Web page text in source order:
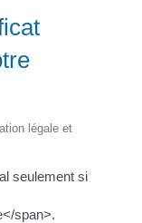
légale et
seulement si
span>.